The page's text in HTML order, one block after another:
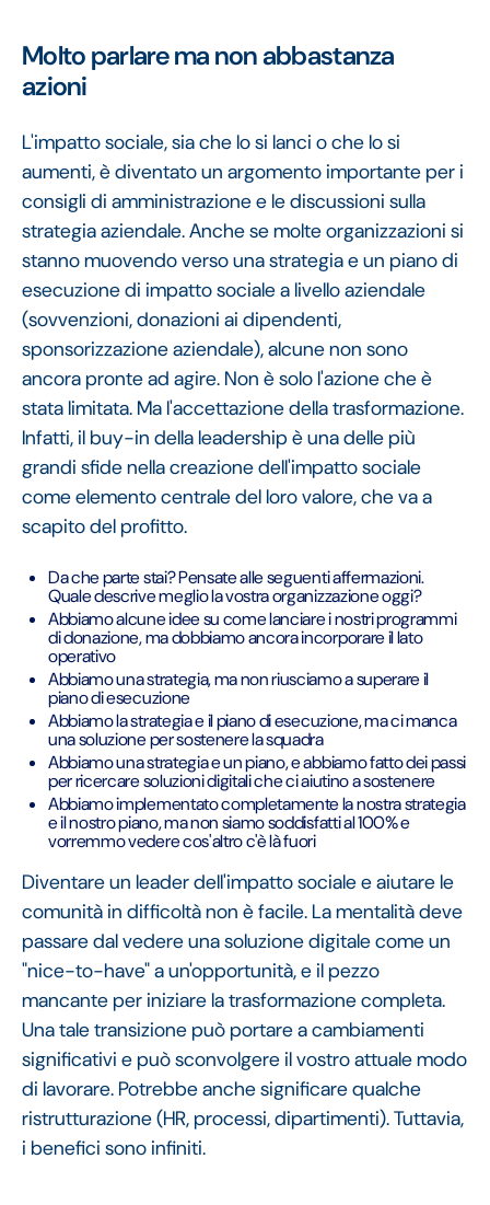
Molto parlare ma non abbastanza
azioni
L'impatto sociale, sia che lo si lanci o che lo si
aumenti, è diventato un argomento importante per i
consigli di amministrazione e le discussioni sulla
strategia aziendale. Anche se molte organizzazioni si
stanno muovendo verso una strategia e un piano di
esecuzione di impatto sociale a livello aziendale
(sovvenzioni, donazioni ai dipendenti,
sponsorizzazione aziendale), alcune non sono
ancora pronte ad agire. Non è solo l'azione che è
stata limitata. Ma l'accettazione della trasformazione.
Infatti, il buy-in della leadership è una delle più
grandi sfide nella creazione dell'impatto sociale
come elemento centrale del loro valore, che va a
scapito del profitto.
Da che parte stai? Pensate alle seguenti affermazioni.
Quale descrive meglio la vostra organizzazione oggi?
Abbiamo alcune idee su come lanciare i nostri programmi
di donazione, ma dobbiamo ancora incorporare il lato
operativo
Abbiamo una strategia, ma non riusciamo a superare il
piano di esecuzione
Abbiamo la strategia e il piano di esecuzione, ma ci manca
una soluzione per sostenere la squadra
Abbiamo una strategia e un piano, e abbiamo fatto dei passi
per ricercare soluzioni digitali che ci aiutino a sostenere
Abbiamo implementato completamente la nostra strategia
e il nostro piano, ma non siamo soddisfatti al 100% e
vorremmo vedere cos'altro c'è là fuori
Diventare un leader dell'impatto sociale e aiutare le
comunità in difficoltà non è facile. La mentalità deve
passare dal vedere una soluzione digitale come un
"nice-to-have" a un'opportunità, e il pezzo
mancante per iniziare la trasformazione completa.
Una tale transizione può portare a cambiamenti
significativi e può sconvolgere il vostro attuale modo
di lavorare. Potrebbe anche significare qualche
ristrutturazione (HR, processi, dipartimenti). Tuttavia,
i benefici sono infiniti.